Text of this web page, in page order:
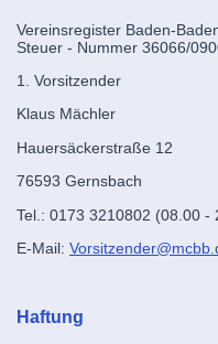
Vereinsregister Baden-
Steuer - Nummer 36066/
1. Vorsitzender
Klaus Mächler
Hauersäckerstraße 12
76593 Gernsbach
Tel.: 0173 3210802 (08.00 -
E-Mail:
Haftung